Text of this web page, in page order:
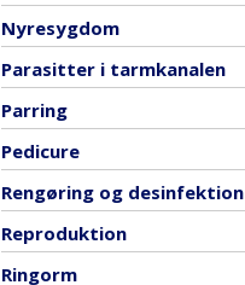
Nyresygdom
Parasitter i tarmkanalen
Parring
Pedicure
Rengøring og desinfektion
Reproduktion
Ringorm